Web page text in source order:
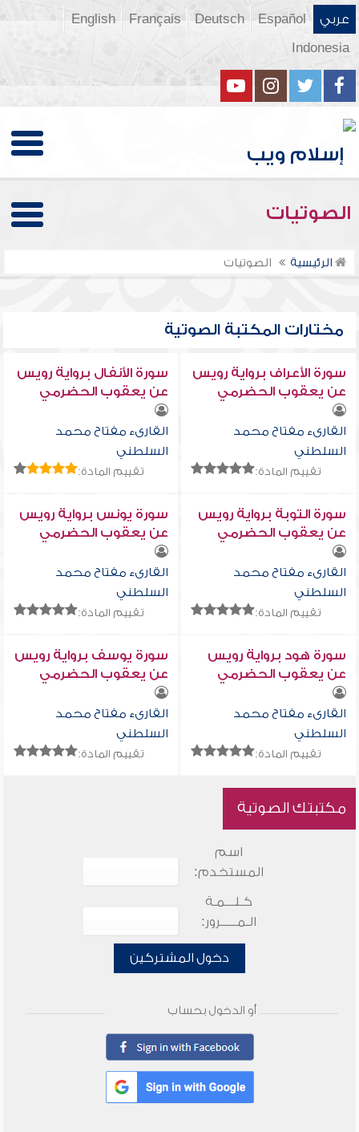
عربي Español
Deutsch
Français
English
Indonesia
الصوتيات
الرئيسية الصوتيات
مختارات المكتبة الصوتية
سورة الأعراف برواية رويس
عن يعقوب الحضرمي
القارىء مفتاح محمد
السلطني
تقييم المادة:
سورة الأنفال برواية رويس
عن يعقوب الحضرمي
القارىء مفتاح محمد
السلطني
تقييم المادة:
سورة التوبة برواية رويس
عن يعقوب الحضرمي
القارىء مفتاح محمد
السلطني
تقييم المادة:
سورة يونس برواية رويس
عن يعقوب الحضرمي
القارىء مفتاح محمد
السلطني
تقييم المادة:
سورة هود برواية رويس
عن يعقوب الحضرمي
القارىء مفتاح محمد
السلطني
تقييم المادة:
سورة يوسف برواية رويس
عن يعقوب الحضرمي
القارىء مفتاح محمد
السلطني
تقييم المادة:
مكتبتك الصوتية
اسم
المستخدم:
كـلـــمـة
الـمـــــرور:
دخول المشتركين
أو الدخول بحساب